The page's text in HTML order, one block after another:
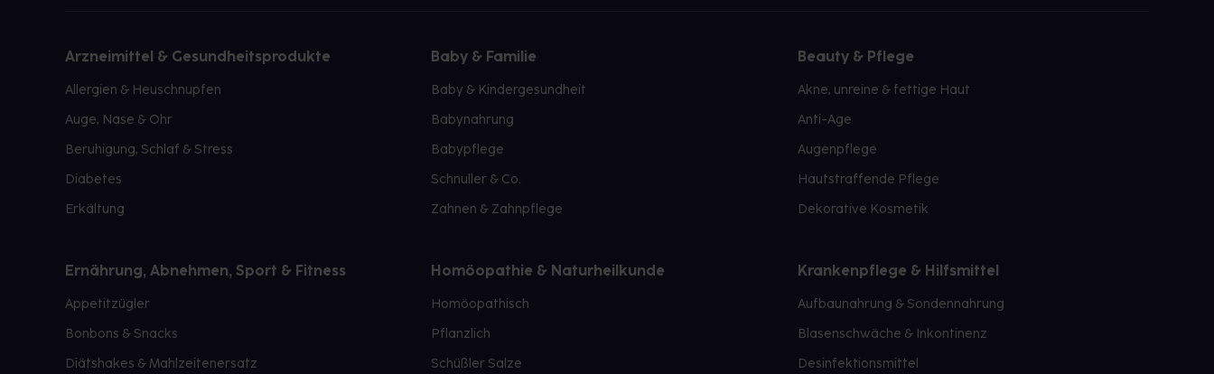
Arzneimittel & Gesundheitsprodukte
Allergien & Heuschnupfen
Auge, Nase & Ohr
Beruhigung, Schlaf & Stress
Diabetes
Erkältung
Baby & Familie
Baby & Kindergesundheit
Babynahrung
Babypflege
Schnuller & Co.
Zahnen & Zahnpflege
Beauty & Pflege
Akne, unreine & fettige Haut
Anti-Age
Augenpflege
Hautstraffende Pflege
Dekorative Kosmetik
Ernährung, Abnehmen, Sport & Fitness
Appetitzügler
Bonbons & Snacks
Diätshakes & Mahlzeitenersatz
Homöopathie & Naturheilkunde
Homöopathisch
Pflanzlich
Schüßler Salze
Krankenpflege & Hilfsmittel
Aufbaunahrung & Sondennahrung
Blasenschwäche & Inkontinenz
Desinfektionsmittel